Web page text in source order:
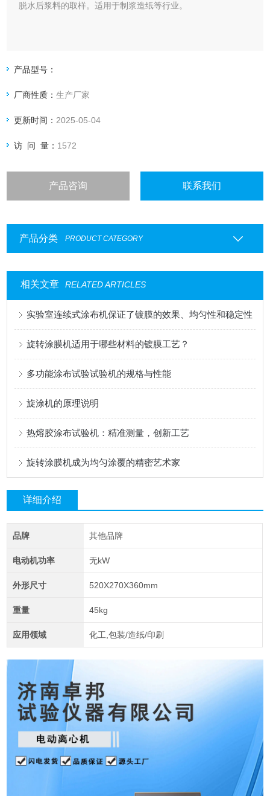
脱水后浆料的取样。适用于制浆造纸等行业。
产品型号：
厂商性质：生产厂家
更新时间： 2025-05-04
访 问 量： 1572
产品咨询 联系我们
产品分类 PRODUCT CATEGORY
相关文章 RELATED ARTICLES
实验室连续式涂布机保证了镀膜的效果、均匀性和稳定性
旋转涂膜机适用于哪些材料的镀膜工艺？
多功能涂布试验试验机的规格与性能
旋涂机的原理说明
热熔胶涂布试验机：精准测量，创新工艺
旋转涂膜机成为均匀涂覆的精密艺术家
详细介绍
品牌 其他品牌
电动机功率 无kW
外形尺寸 520X270X360mm
重量 45kg
应用领域 化工,包装/造纸/印刷